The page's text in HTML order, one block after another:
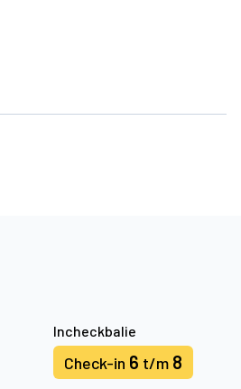
Incheckbalie
Check-in 6 t/m 8